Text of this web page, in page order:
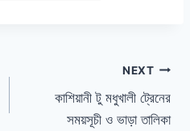
NEXT
কাশিয়ানী টু মধুখালী ট্রেনের
সময়সূচী ও ভাড়া তালিকা